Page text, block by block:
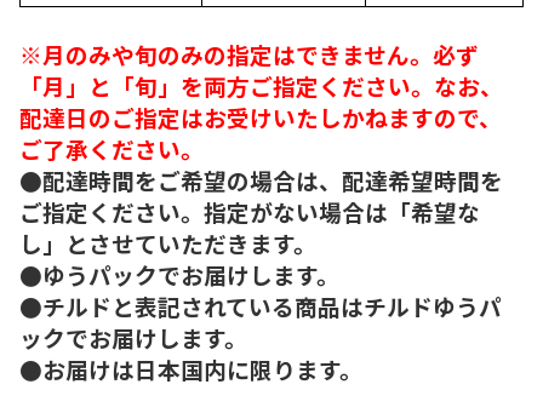
※月のみや旬のみの指定はできません。必ず
「月」と「旬」を両方ご指定ください。なお、
配達日のご指定はお受けいたしかねますので、
ご了承ください。
●配達時間をご希望の場合は、配達希望時間を
ご指定ください。指定がない場合は「希望な
し」とさせていただきます。
●ゆうパックでお届けします。
●チルドと表記されている商品はチルドゆうパ
ックでお届けします。
●お届けは日本国内に限ります。